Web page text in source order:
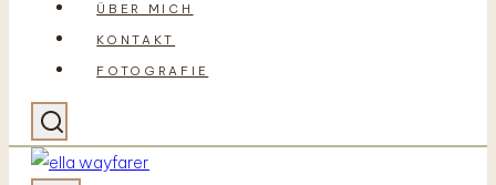
ÜBER MICH
KONTAKT
FOTOGRAFIE